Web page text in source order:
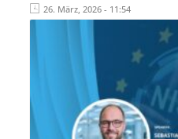
26. März, 2026 - 11:54